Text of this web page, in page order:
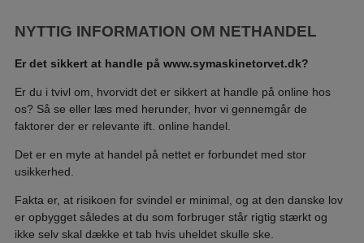
NYTTIG INFORMATION OM NETHANDEL
Er det sikkert at handle på www.symaskinetorvet.dk?
Er du i tvivl om, hvorvidt det er sikkert at handle på online hos
os? Så se eller læs med herunder, hvor vi gennemgår de
faktorer der er relevante ift. online handel.
Det er en myte at handel på nettet er forbundet med stor
usikkerhed.
Fakta er, at risikoen for svindel er minimal, og at den danske lov
er opbygget således at du som forbruger står rigtig stærkt og
ikke selv skal dække et tab hvis uheldet skulle ske.